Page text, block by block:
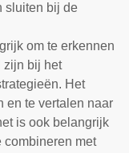
sluiten bij de
om te erkennen
zijn bij het
Het
en te vertalen naar
is ook belangrijk
combineren met